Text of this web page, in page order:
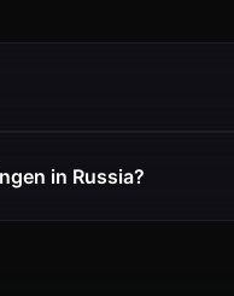
in Russia?